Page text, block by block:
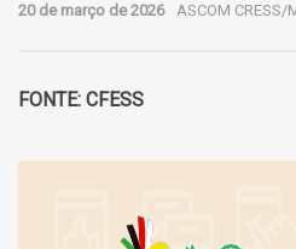
20 de março de 2026 ASCOM CRESS/
FONTE: CFESS